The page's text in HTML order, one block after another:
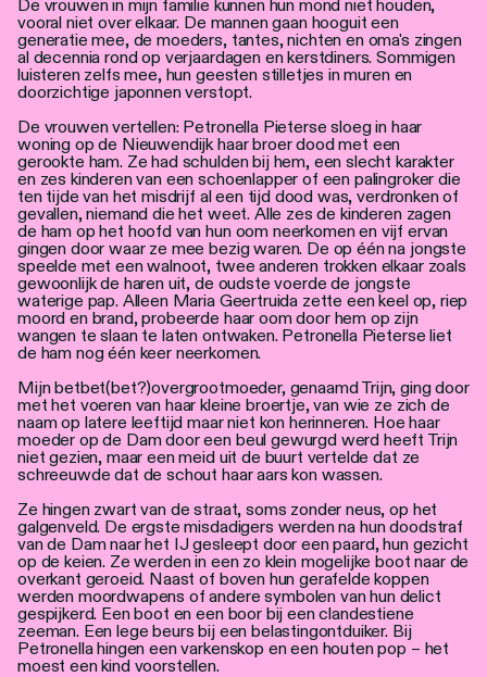
De vrouwen in mijn familie kunnen hun mond niet houden,
vooral niet over elkaar. De mannen gaan hooguit een
generatie mee, de moeders, tantes, nichten en oma's zingen
al decennia rond op verjaardagen en kerstdiners. Sommigen
luisteren zelfs mee, hun geesten stilletjes in muren en
doorzichtige japonnen verstopt.
De vrouwen vertellen: Petronella Pieterse sloeg in haar
woning op de Nieuwendijk haar broer dood met een
gerookte ham. Ze had schulden bij hem, een slecht karakter
en zes kinderen van een schoenlapper of een palingroker die
ten tijde van het misdrijf al een tijd dood was, verdronken of
gevallen, niemand die het weet. Alle zes de kinderen zagen
de ham op het hoofd van hun oom neerkomen en vijf ervan
gingen door waar ze mee bezig waren. De op één na jongste
speelde met een walnoot, twee anderen trokken elkaar zoals
gewoonlijk de haren uit, de oudste voerde de jongste
waterige pap. Alleen Maria Geertruida zette een keel op, riep
moord en brand, probeerde haar oom door hem op zijn
wangen te slaan te laten ontwaken. Petronella Pieterse liet
de ham nog één keer neerkomen.
Mijn betbet(bet?)overgrootmoeder, genaamd Trijn, ging door
met het voeren van haar kleine broertje, van wie ze zich de
naam op latere leeftijd maar niet kon herinneren. Hoe haar
moeder op de Dam door een beul gewurgd werd heeft Trijn
niet gezien, maar een meid uit de buurt vertelde dat ze
schreeuwde dat de schout haar aars kon wassen.
Ze hingen zwart van de straat, soms zonder neus, op het
galgenveld. De ergste misdadigers werden na hun doodstraf
van de Dam naar het IJ gesleept door een paard, hun gezicht
op de keien. Ze werden in een zo klein mogelijke boot naar de
overkant geroeid. Naast of boven hun gerafelde koppen
werden moordwapens of andere symbolen van hun delict
gespijkerd. Een boot en een boor bij een clandestiene
zeeman. Een lege beurs bij een belastingontduiker. Bij
Petronella hingen een varkenskop en een houten pop – het
moest een kind voorstellen.